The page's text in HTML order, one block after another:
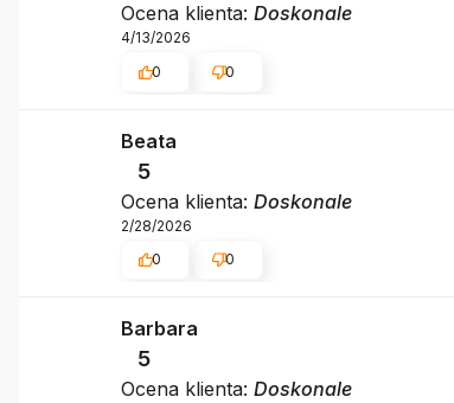
Ocena klienta: Doskonale
4/13/2026
0
0
Beata
5
Ocena klienta: Doskonale
2/28/2026
0
0
Barbara
5
Ocena klienta: Doskonale